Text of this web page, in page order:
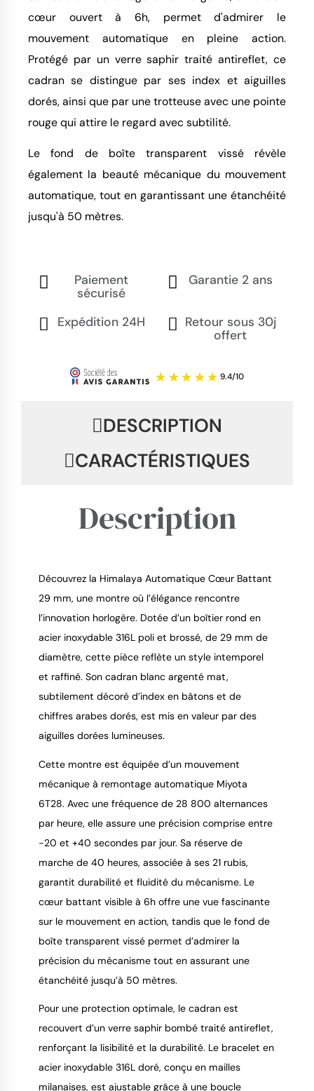
cœur ouvert à 6h, permet d'admirer le
mouvement automatique en pleine action.
Protégé par un verre saphir traité antireflet, ce
cadran se distingue par ses index et aiguilles
dorés, ainsi que par une trotteuse avec une pointe
rouge qui attire le regard avec subtilité.
Le fond de boîte transparent vissé révèle
également la beauté mécanique du mouvement
automatique, tout en garantissant une étanchéité
jusqu'à 50 mètres.
Paiement
sécurisé
Garantie 2 ans
Expédition 24H
Retour sous 30j
offert
9.4
DESCRIPTION
CARACTÉRISTIQUES
Description
Découvrez la Himalaya Automatique Cœur Battant
29 mm, une montre où l’élégance rencontre
l’innovation horlogère. Dotée d’un boîtier rond en
acier inoxydable 316L poli et brossé, de 29 mm de
diamètre, cette pièce reflète un style intemporel
et raffiné. Son cadran blanc argenté mat,
subtilement décoré d’index en bâtons et de
chiffres arabes dorés, est mis en valeur par des
aiguilles dorées lumineuses.
Cette montre est équipée d’un mouvement
mécanique à remontage automatique Miyota
6T28. Avec une fréquence de 28 800 alternances
par heure, elle assure une précision comprise entre
-20 et +40 secondes par jour. Sa réserve de
marche de 40 heures, associée à ses 21 rubis,
garantit durabilité et fluidité du mécanisme. Le
cœur battant visible à 6h offre une vue fascinante
sur le mouvement en action, tandis que le fond de
boîte transparent vissé permet d’admirer la
précision du mécanisme tout en assurant une
étanchéité jusqu’à 50 mètres.
Pour une protection optimale, le cadran est
recouvert d’un verre saphir bombé traité antireflet,
renforçant la lisibilité et la durabilité. Le bracelet en
acier inoxydable 316L doré, conçu en mailles
milanaises, est ajustable grâce à une boucle